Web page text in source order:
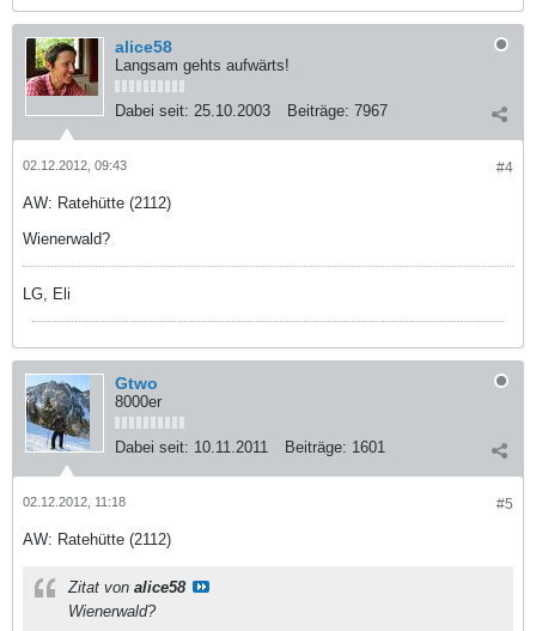
alice58
Langsam gehts aufwärts!
Dabei seit: 25.10.2003 Beiträge: 7967
#4
02.12.2012, 09:43
AW: Ratehütte (2112)
Wienerwald?
LG, Eli
Gtwo
8000er
Dabei seit: 10.11.2011 Beiträge: 1601
#5
02.12.2012, 11:18
AW: Ratehütte (2112)
Zitat von alice58
Wienerwald?